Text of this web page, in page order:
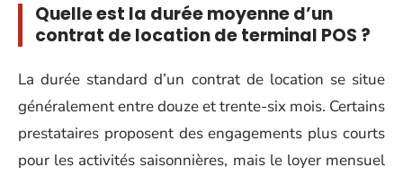
Quelle est la durée moyenne d’un
contrat de location de terminal POS ?
La durée standard d’un contrat de location se situe
généralement entre douze et trente-six mois. Certains
prestataires proposent des engagements plus courts
pour les activités saisonnières, mais le loyer mensuel